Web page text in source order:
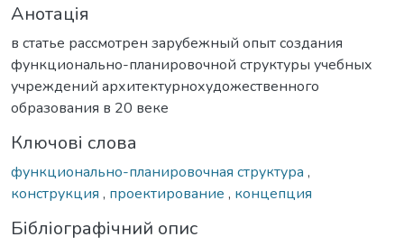
Анотація
в статье рассмотрен зарубежный опыт создания
функционально-планировочной структуры учебных
учреждений архитектурнохудожественного
образования в 20 веке
Ключові слова
функционально-планировочная структура ,
конструкция , проектирование , концепция
Бібліографічний опис